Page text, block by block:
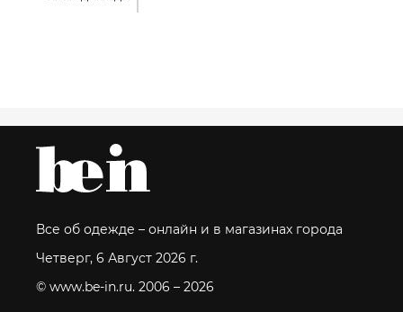
Все об одежде – онлайн и в магазинах города
Четверг, 6 Август 2026 г.
© www.be-in.ru. 2006 – 2026